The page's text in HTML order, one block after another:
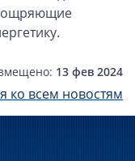
13 фев 2024
ко всем новостям